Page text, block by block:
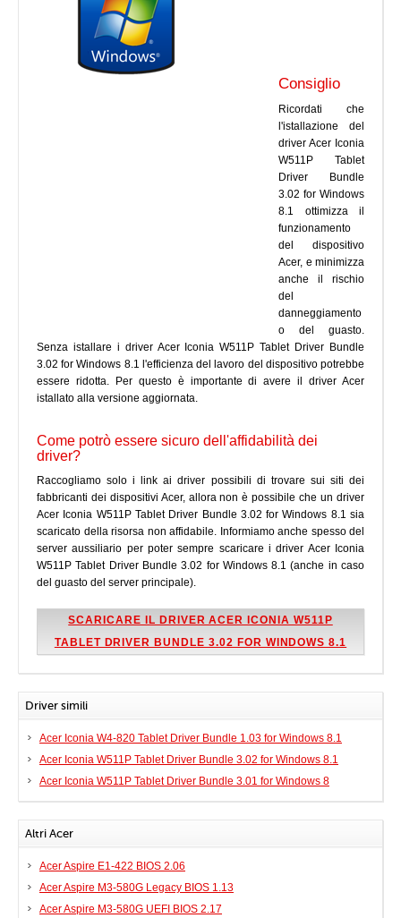
Consiglio
Ricordati che
l'istallazione del
driver Acer Iconia
W511P Tablet
Driver Bundle
3.02 for Windows
8.1 ottimizza il
funzionamento
del dispositivo
Acer, e minimizza
anche il rischio
del
danneggiamento
o del guasto.
Senza istallare i driver Acer Iconia W511P Tablet Driver Bundle
3.02 for Windows 8.1 l'efficienza del lavoro del dispositivo potrebbe
essere ridotta. Per questo è importante di avere il driver Acer
istallato alla versione aggiornata.
Come potrò essere sicuro dell'affidabilità dei
driver?
Raccogliamo solo i link ai driver possibili di trovare sui siti dei
fabbricanti dei dispositivi Acer, allora non è possibile che un driver
Acer Iconia W511P Tablet Driver Bundle 3.02 for Windows 8.1 sia
scaricato della risorsa non affidabile. Informiamo anche spesso del
server aussiliario per poter sempre scaricare i driver Acer Iconia
W511P Tablet Driver Bundle 3.02 for Windows 8.1 (anche in caso
del guasto del server principale).
SCARICARE IL DRIVER ACER ICONIA W511P
TABLET DRIVER BUNDLE 3.02 FOR WINDOWS 8.1
Driver simili
Acer Iconia W4-820 Tablet Driver Bundle 1.03 for Windows 8.1
Acer Iconia W511P Tablet Driver Bundle 3.02 for Windows 8.1
Acer Iconia W511P Tablet Driver Bundle 3.01 for Windows 8
Altri Acer
Acer Aspire E1-422 BIOS 2.06
Acer Aspire M3-580G Legacy BIOS 1.13
Acer Aspire M3-580G UEFI BIOS 2.17